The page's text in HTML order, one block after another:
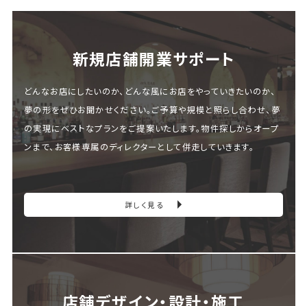
新規店舗開業サポート
どんなお店にしたいのか、どんな風にお店をやっていきたいのか、
夢の形をぜひお聞かせください。ご予算や規模と照らし合わせ、夢
の実現にベストなプランをご提案いたします。物件探しからオープ
ンまで、お客様専属のディレクターとして併走していきます。
詳しく見る
店舗デザイン・設計・施⼯